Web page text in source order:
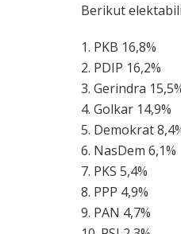
Berikut
1. PKB 16,8%
2. PDIP 16,2%
3. Gerindra
4. Golkar 14,9%
5. Demokrat
6. NasDem 6,1%
7. PKS 5,4%
8. PPP 4,9%
9. PAN 4,7%